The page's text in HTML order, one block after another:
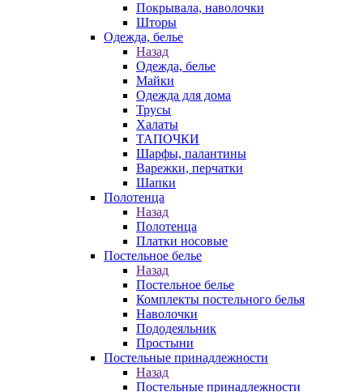
Покрывала, наволочки
Шторы
Одежда, белье
Назад
Одежда, белье
Майки
Одежда для дома
Трусы
Халаты
ТАПОЧКИ
Шарфы, палантины
Варежки, перчатки
Шапки
Полотенца
Назад
Полотенца
Платки носовые
Постельное белье
Назад
Постельное белье
Комплекты постельного белья
Наволочки
Пододеяльник
Простыни
Постельные принадлежности
Назад
Постельные принадлежности